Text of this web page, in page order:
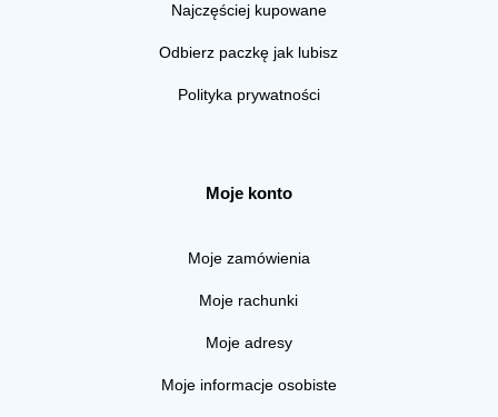
Najczęściej kupowane
Odbierz paczkę jak lubisz
Polityka prywatności
Moje konto
Moje zamówienia
Moje rachunki
Moje adresy
Moje informacje osobiste